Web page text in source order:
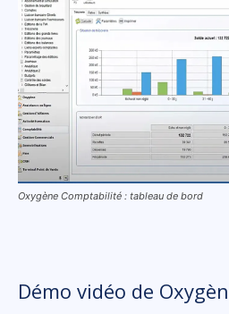
Oxygène Comptabilité : tableau de bord
Démo vidéo de